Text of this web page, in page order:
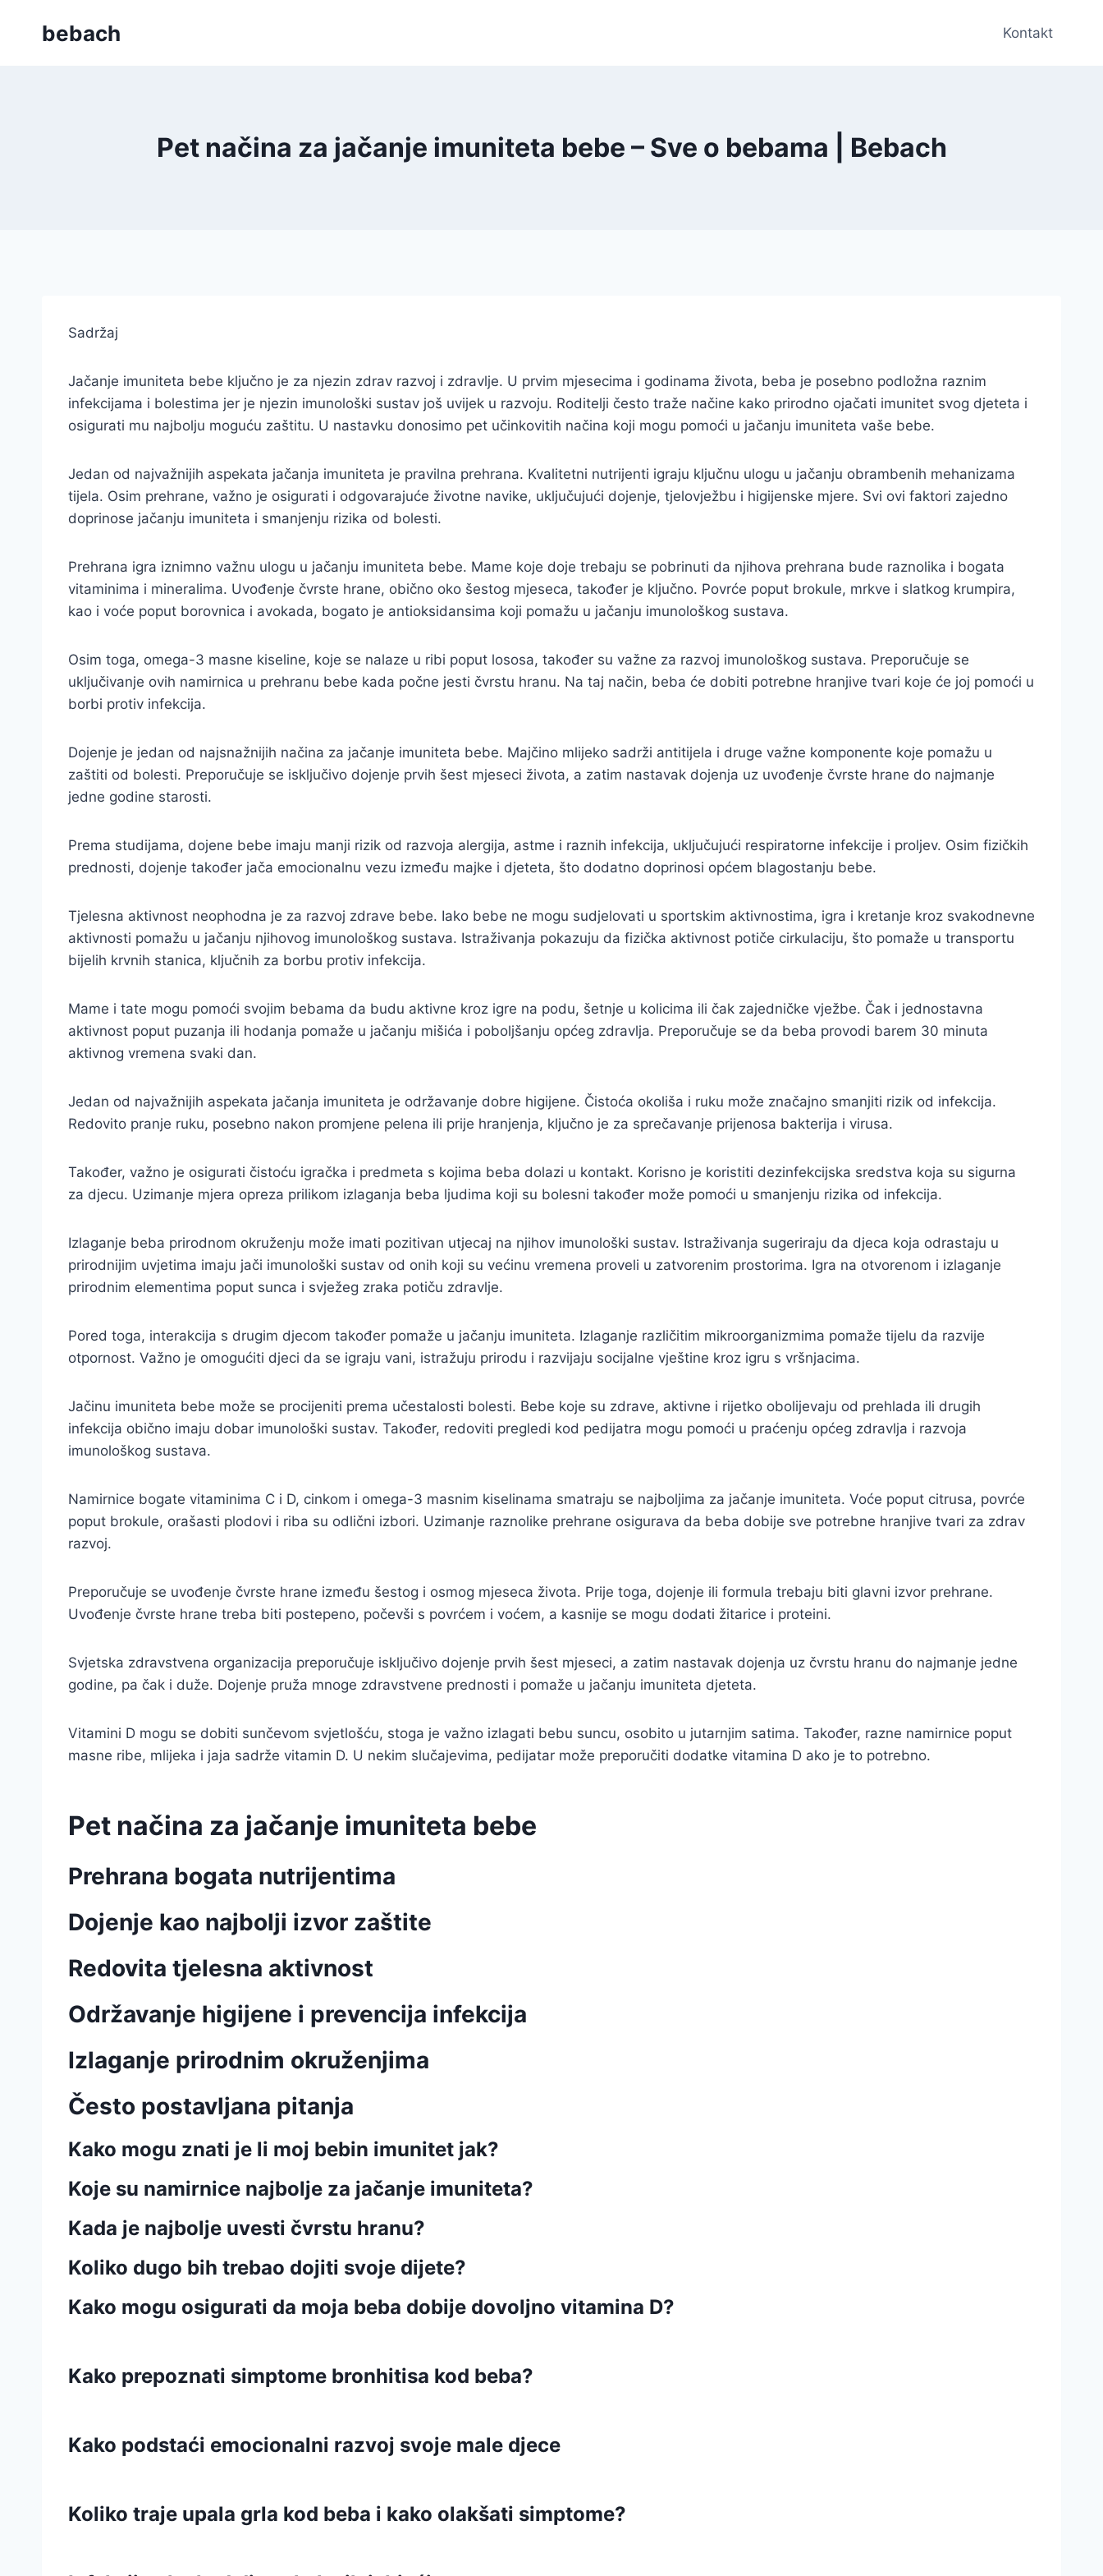
bebach Kontakt
Pet načina za jačanje imuniteta bebe – Sve o bebama | Bebach
Sadržaj
Jačanje imuniteta bebe ključno je za njezin zdrav razvoj i zdravlje. U prvim mjesecima i godinama života, beba je posebno podložna raznim
infekcijama i bolestima jer je njezin imunološki sustav još uvijek u razvoju. Roditelji često traže načine kako prirodno ojačati imunitet svog djeteta i
osigurati mu najbolju moguću zaštitu. U nastavku donosimo pet učinkovitih načina koji mogu pomoći u jačanju imuniteta vaše bebe.
Jedan od najvažnijih aspekata jačanja imuniteta je pravilna prehrana. Kvalitetni nutrijenti igraju ključnu ulogu u jačanju obrambenih mehanizama
tijela. Osim prehrane, važno je osigurati i odgovarajuće životne navike, uključujući dojenje, tjelovježbu i higijenske mjere. Svi ovi faktori zajedno
doprinose jačanju imuniteta i smanjenju rizika od bolesti.
Prehrana igra iznimno važnu ulogu u jačanju imuniteta bebe. Mame koje doje trebaju se pobrinuti da njihova prehrana bude raznolika i bogata
vitaminima i mineralima. Uvođenje čvrste hrane, obično oko šestog mjeseca, također je ključno. Povrće poput brokule, mrkve i slatkog krumpira,
kao i voće poput borovnica i avokada, bogato je antioksidansima koji pomažu u jačanju imunološkog sustava.
Osim toga, omega-3 masne kiseline, koje se nalaze u ribi poput lososa, također su važne za razvoj imunološkog sustava. Preporučuje se
uključivanje ovih namirnica u prehranu bebe kada počne jesti čvrstu hranu. Na taj način, beba će dobiti potrebne hranjive tvari koje će joj pomoći u
borbi protiv infekcija.
Dojenje je jedan od najsnažnijih načina za jačanje imuniteta bebe. Majčino mlijeko sadrži antitijela i druge važne komponente koje pomažu u
zaštiti od bolesti. Preporučuje se isključivo dojenje prvih šest mjeseci života, a zatim nastavak dojenja uz uvođenje čvrste hrane do najmanje
jedne godine starosti.
Prema studijama, dojene bebe imaju manji rizik od razvoja alergija, astme i raznih infekcija, uključujući respiratorne infekcije i proljev. Osim fizičkih
prednosti, dojenje također jača emocionalnu vezu između majke i djeteta, što dodatno doprinosi općem blagostanju bebe.
Tjelesna aktivnost neophodna je za razvoj zdrave bebe. Iako bebe ne mogu sudjelovati u sportskim aktivnostima, igra i kretanje kroz svakodnevne
aktivnosti pomažu u jačanju njihovog imunološkog sustava. Istraživanja pokazuju da fizička aktivnost potiče cirkulaciju, što pomaže u transportu
bijelih krvnih stanica, ključnih za borbu protiv infekcija.
Mame i tate mogu pomoći svojim bebama da budu aktivne kroz igre na podu, šetnje u kolicima ili čak zajedničke vježbe. Čak i jednostavna
aktivnost poput puzanja ili hodanja pomaže u jačanju mišića i poboljšanju općeg zdravlja. Preporučuje se da beba provodi barem 30 minuta
aktivnog vremena svaki dan.
Jedan od najvažnijih aspekata jačanja imuniteta je održavanje dobre higijene. Čistoća okoliša i ruku može značajno smanjiti rizik od infekcija.
Redovito pranje ruku, posebno nakon promjene pelena ili prije hranjenja, ključno je za sprečavanje prijenosa bakterija i virusa.
Također, važno je osigurati čistoću igračka i predmeta s kojima beba dolazi u kontakt. Korisno je koristiti dezinfekcijska sredstva koja su sigurna
za djecu. Uzimanje mjera opreza prilikom izlaganja beba ljudima koji su bolesni također može pomoći u smanjenju rizika od infekcija.
Izlaganje beba prirodnom okruženju može imati pozitivan utjecaj na njihov imunološki sustav. Istraživanja sugeriraju da djeca koja odrastaju u
prirodnijim uvjetima imaju jači imunološki sustav od onih koji su većinu vremena proveli u zatvorenim prostorima. Igra na otvorenom i izlaganje
prirodnim elementima poput sunca i svježeg zraka potiču zdravlje.
Pored toga, interakcija s drugim djecom također pomaže u jačanju imuniteta. Izlaganje različitim mikroorganizmima pomaže tijelu da razvije
otpornost. Važno je omogućiti djeci da se igraju vani, istražuju prirodu i razvijaju socijalne vještine kroz igru s vršnjacima.
Jačinu imuniteta bebe može se procijeniti prema učestalosti bolesti. Bebe koje su zdrave, aktivne i rijetko obolijevaju od prehlada ili drugih
infekcija obično imaju dobar imunološki sustav. Također, redoviti pregledi kod pedijatra mogu pomoći u praćenju općeg zdravlja i razvoja
imunološkog sustava.
Namirnice bogate vitaminima C i D, cinkom i omega-3 masnim kiselinama smatraju se najboljima za jačanje imuniteta. Voće poput citrusa, povrće
poput brokule, orašasti plodovi i riba su odlični izbori. Uzimanje raznolike prehrane osigurava da beba dobije sve potrebne hranjive tvari za zdrav
razvoj.
Preporučuje se uvođenje čvrste hrane između šestog i osmog mjeseca života. Prije toga, dojenje ili formula trebaju biti glavni izvor prehrane.
Uvođenje čvrste hrane treba biti postepeno, počevši s povrćem i voćem, a kasnije se mogu dodati žitarice i proteini.
Svjetska zdravstvena organizacija preporučuje isključivo dojenje prvih šest mjeseci, a zatim nastavak dojenja uz čvrstu hranu do najmanje jedne
godine, pa čak i duže. Dojenje pruža mnoge zdravstvene prednosti i pomaže u jačanju imuniteta djeteta.
Vitamini D mogu se dobiti sunčevom svjetlošću, stoga je važno izlagati bebu suncu, osobito u jutarnjim satima. Također, razne namirnice poput
masne ribe, mlijeka i jaja sadrže vitamin D. U nekim slučajevima, pedijatar može preporučiti dodatke vitamina D ako je to potrebno.
Pet načina za jačanje imuniteta bebe
Prehrana bogata nutrijentima
Dojenje kao najbolji izvor zaštite
Redovita tjelesna aktivnost
Održavanje higijene i prevencija infekcija
Izlaganje prirodnim okruženjima
Često postavljana pitanja
Kako mogu znati je li moj bebin imunitet jak?
Koje su namirnice najbolje za jačanje imuniteta?
Kada je najbolje uvesti čvrstu hranu?
Koliko dugo bih trebao dojiti svoje dijete?
Kako mogu osigurati da moja beba dobije dovoljno vitamina D?
Kako prepoznati simptome bronhitisa kod beba?
Kako podstaći emocionalni razvoj svoje male djece
Koliko traje upala grla kod beba i kako olakšati simptome?